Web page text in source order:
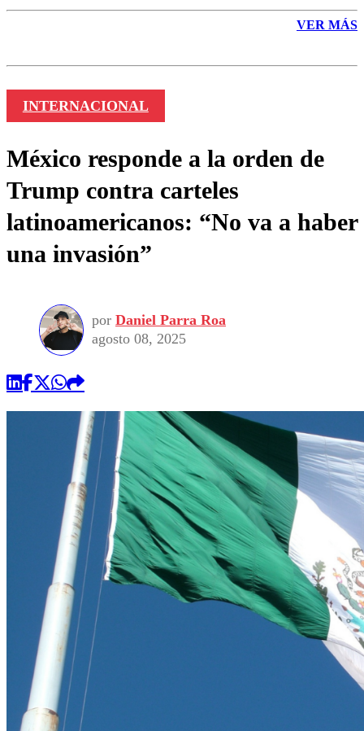
VER MÁS
INTERNACIONAL
México responde a la orden de
Trump contra carteles
latinoamericanos: “No va a haber
una invasión”
por Daniel Parra Roa
agosto 08, 2025